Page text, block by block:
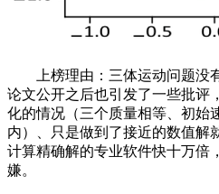
上榜理由：三体运动问题没
论文公开之后也引发了一些批评
化的情况（三个质量相等、初始
内）、只是做到了接近的数值解
计算精确解的专业软件快十万倍
嫌。